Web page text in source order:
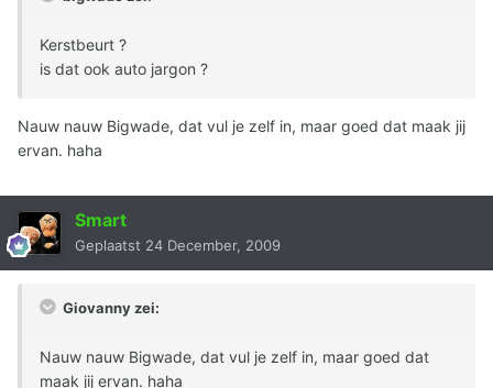
Kerstbeurt ?
is dat ook auto jargon ?
Nauw nauw Bigwade, dat vul je zelf in, maar goed dat maak jij
ervan. haha
Smart
Geplaatst 24 December, 2009
Giovanny zei:
Nauw nauw Bigwade, dat vul je zelf in, maar goed dat
maak jij ervan. haha